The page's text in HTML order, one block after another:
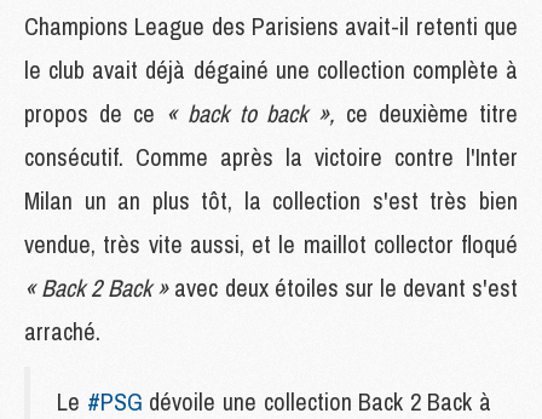
Champions League des Parisiens avait-il retenti que
le club avait déjà dégainé une collection complète à
propos de ce « back to back », ce deuxième titre
consécutif. Comme après la victoire contre l'Inter
Milan un an plus tôt, la collection s'est très bien
vendue, très vite aussi, et le maillot collector floqué
« Back 2 Back »avec deux étoiles sur le devant s'est
arraché.
Le #PSG dévoile une collection Back 2 Back à